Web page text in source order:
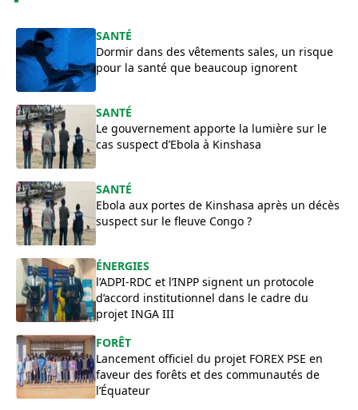
SANTÉ
Dormir dans des vêtements sales, un risque
pour la santé que beaucoup ignorent
SANTÉ
Le gouvernement apporte la lumière sur le
cas suspect d’Ebola à Kinshasa
SANTÉ
Ebola aux portes de Kinshasa après un décès
suspect sur le fleuve Congo ?
ÉNERGIES
l’ADPI-RDC et l’INPP signent un protocole
d’accord institutionnel dans le cadre du
projet INGA III
FORÊT
Lancement officiel du projet FOREX PSE en
faveur des forêts et des communautés de
l’Équateur